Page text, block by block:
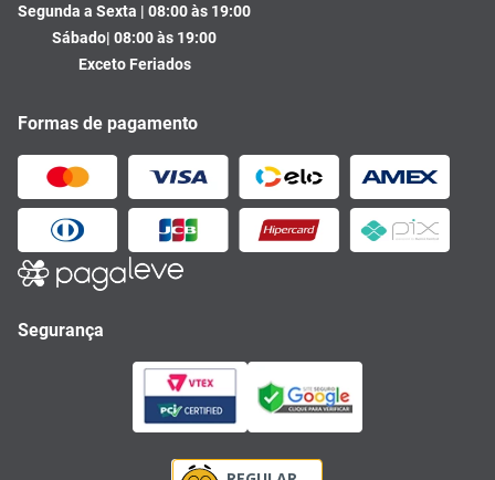
Segunda a Sexta | 08:00 às 19:00
Sábado| 08:00 às 19:00
Exceto Feriados
Formas de pagamento
Segurança